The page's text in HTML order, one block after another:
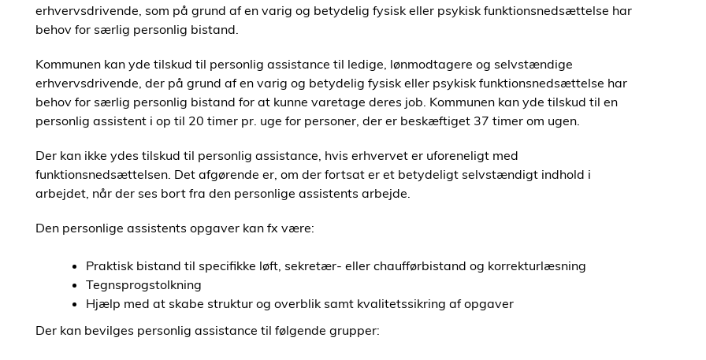
erhvervsdrivende, som på grund af en varig og betydelig fysisk eller psykisk funktionsnedsættelse har
behov for særlig personlig bistand.
Kommunen kan yde tilskud til personlig assistance til ledige, lønmodtagere og selvstændige
erhvervsdrivende, der på grund af en varig og betydelig fysisk eller psykisk funktionsnedsættelse har
behov for særlig personlig bistand for at kunne varetage deres job. Kommunen kan yde tilskud til en
personlig assistent i op til 20 timer pr. uge for personer, der er beskæftiget 37 timer om ugen.
Der kan ikke ydes tilskud til personlig assistance, hvis erhvervet er uforeneligt med
funktionsnedsættelsen. Det afgørende er, om der fortsat er et betydeligt selvstændigt indhold i
arbejdet, når der ses bort fra den personlige assistents arbejde.
Den personlige assistents opgaver kan fx være:
Praktisk bistand til specifikke løft, sekretær- eller chaufførbistand og korrekturlæsning
Tegnsprogstolkning
Hjælp med at skabe struktur og overblik samt kvalitetssikring af opgaver
Der kan bevilges personlig assistance til følgende grupper: